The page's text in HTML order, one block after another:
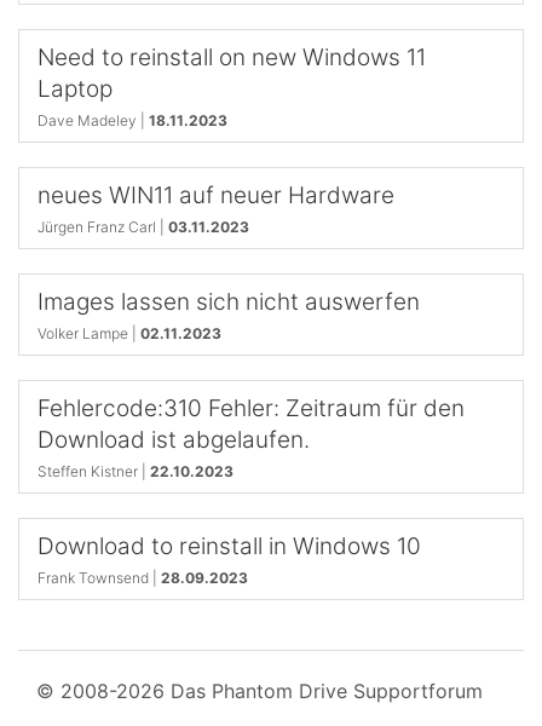
Need to reinstall on new Windows 11
Laptop
Dave Madeley | 18.11.2023
neues WIN11 auf neuer Hardware
Jürgen Franz Carl | 03.11.2023
Images lassen sich nicht auswerfen
Volker Lampe | 02.11.2023
Fehlercode:310 Fehler: Zeitraum für den
Download ist abgelaufen.
Steffen Kistner | 22.10.2023
Download to reinstall in Windows 10
Frank Townsend | 28.09.2023
© 2008-2026 Das Phantom Drive Supportforum